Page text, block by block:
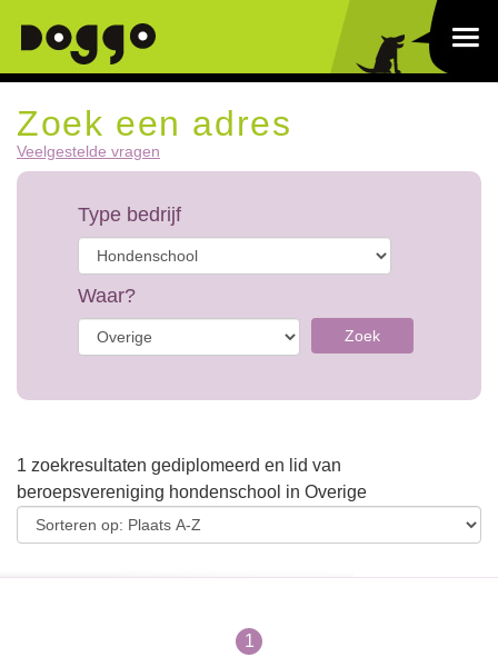
Zoek een adres
Veelgestelde vragen
Type bedrijf
Waar?
Zoek
1 zoekresultaten gediplomeerd en lid van
beroepsvereniging hondenschool in Overige
1